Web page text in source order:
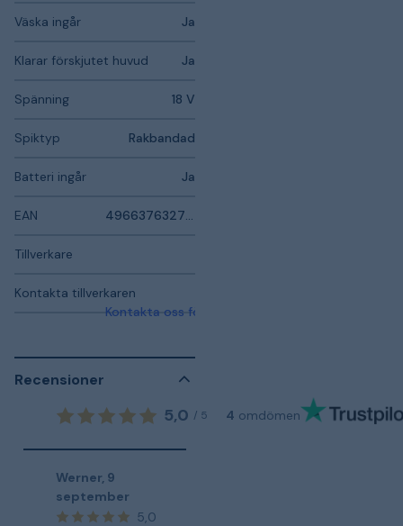
Väska ingår Ja
Klarar förskjutet huvud Ja
Spänning 18 V
Spiktyp Rakbandad
Batteri ingår Ja
EAN 4966376327805
Tillverkare
Kontakta tillverkaren
Kontakta oss för mer information
Recensioner
5,0 / 5 4 omdömen
Werner, 9
september
5,0